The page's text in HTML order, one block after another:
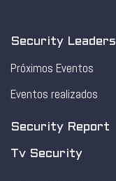
Security Leaders
Próximos Eventos
Eventos realizados
Security Report
Tv Security